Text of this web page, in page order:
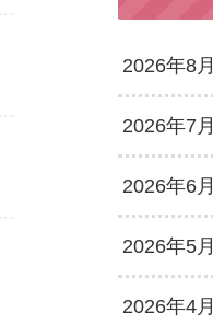
2026年8月
2026年7月
2026年6月
2026年5月
2026年4月